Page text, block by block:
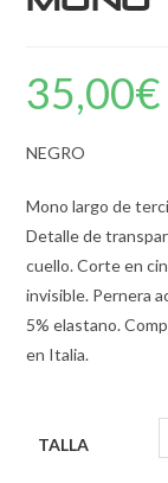
35,00€
NEGRO
Mono largo de
Detalle de
cuello. Corte en
invisible. Pernera
5% elastano.
en Italia.
TALLA